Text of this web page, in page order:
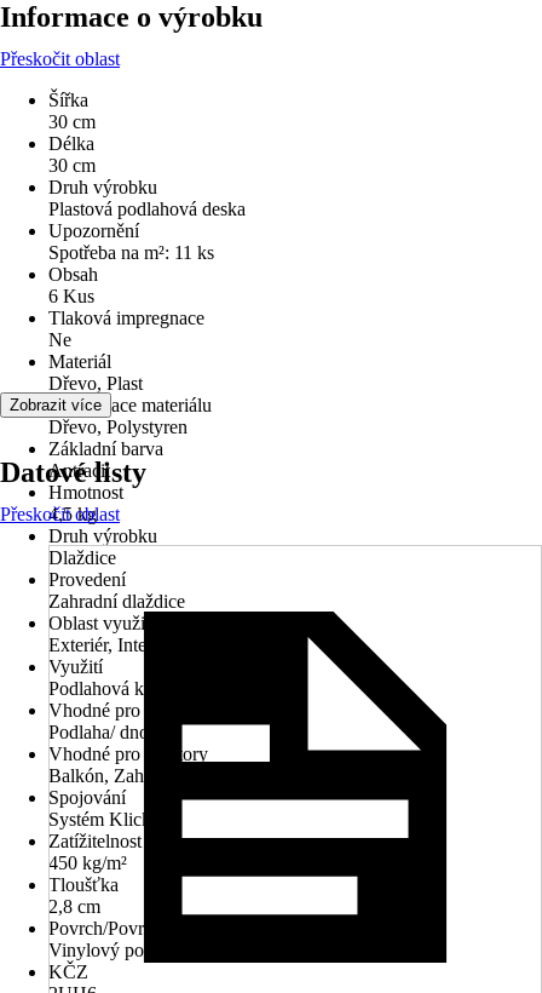
Informace o výrobku
Přeskočit oblast
Šířka
30 cm
Délka
30 cm
Druh výrobku
Plastová podlahová deska
Upozornění
Spotřeba na m²: 11 ks
Obsah
6 Kus
Tlaková impregnace
Ne
Materiál
Dřevo, Plast
Specifikace materiálu
Dřevo, Polystyren
Základní barva
Antracit
Hmotnost
4,5 kg
Druh výrobku
Dlaždice
Provedení
Zahradní dlaždice
Oblast využití
Exteriér, Interiér
Využití
Podlahová krytina
Vhodné pro
Podlaha/ dno
Vhodné pro prostory
Balkón, Zahrada, Terasa
Spojování
Systém Klick
Zatížitelnost do
450 kg/m²
Tloušťka
2,8 cm
Povrch/Povrchová úprava
Vinylový potah
KČZ
Zobrazit více
Datové listy
Přeskočit oblast